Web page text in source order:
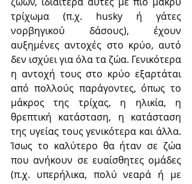
τρίχωμα (π.χ. husky ή γάτες
νορβηγικού δάσους), έχουν
αυξημένες αντοχές στο κρύο, αυτό
δεν ισχύει για όλα τα ζώα. Γενικότερα
η αντοχή τους στο κρύο εξαρτάται
από πολλούς παράγοντες, όπως το
μάκρος της τρίχας, η ηλικία, η
θρεπτική κατάσταση, η κατάσταση
της υγείας τους γενικότερα και άλλα.
Ίσως το καλύτερο θα ήταν σε ζώα
που ανήκουν σε ευαίσθητες ομάδες
(π.χ. υπερήλικα, πολύ νεαρά ή με